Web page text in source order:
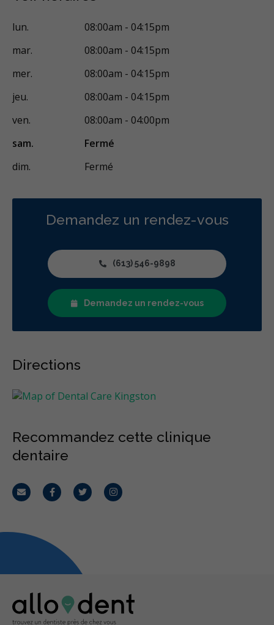
Urgence - Fins de semaine
Traitement de la fracture de la racine
Greffe osseuse
Implants dentaires
Chirurgie endodontique
Extractions de dents et de dents de sagesse
Traitement des maladies des gencives - chirurgical
Traitement du trouble myofonctionnel orofacial
Chirurgie et orthodontie
Aligneurs transparents
Traitement des maladies des gencives - non chirurgical
Nettoyages dentaires
Scellants Ponts
Couronnes
Reconstruction complète de la bouche
Incrustations
Restaurations le jour-même
Botox - Thérapeutique
Sédation - protoxyde d'azote
Sédation - orale
Services esthétiques
Prothèses dentaires
Diagnostique
Parodontie
Hygiène préventive et nettoyages
Moins
lun.
08:00am - 04:15pm
mar.
08:00am - 04:15pm
mer.
08:00am - 04:15pm
jeu.
08:00am - 04:15pm
ven.
08:00am - 04:00pm
sam.
Fermé
dim.
Fermé
Demandez un rendez-vous
(613) 546-9898
Demandez un rendez-vous
Directions
Recommandez cette clinique
dentaire
CourrielFacebookTwitterInstagram